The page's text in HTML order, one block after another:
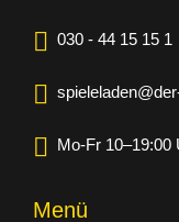
030 - 44 15 15 1
Mo-Fr 10–19:00
Menü